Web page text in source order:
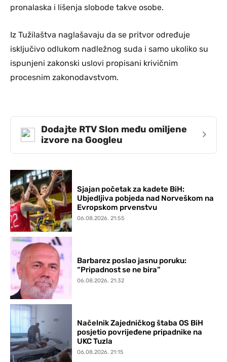
pronalaska i lišenja slobode takve osobe.
Iz Tužilaštva naglašavaju da se pritvor određuje
isključivo odlukom nadležnog suda i samo ukoliko su
ispunjeni zakonski uslovi propisani krivičnim
procesnim zakonodavstvom.
Dodajte RTV Slon među omiljene
izvore na Googleu
›
Sjajan početak za kadete BiH:
Ubjedljiva pobjeda nad Norveškom na
Evropskom prvenstvu
06.08.2026. 21:55
Barbarez poslao jasnu poruku:
“Pripadnost se ne bira”
06.08.2026. 21:32
Načelnik Zajedničkog štaba OS BiH
posjetio povrijeđene pripadnike na
UKC Tuzla
06.08.2026. 21:15